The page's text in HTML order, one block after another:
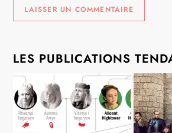
LES PUBLICATIONS